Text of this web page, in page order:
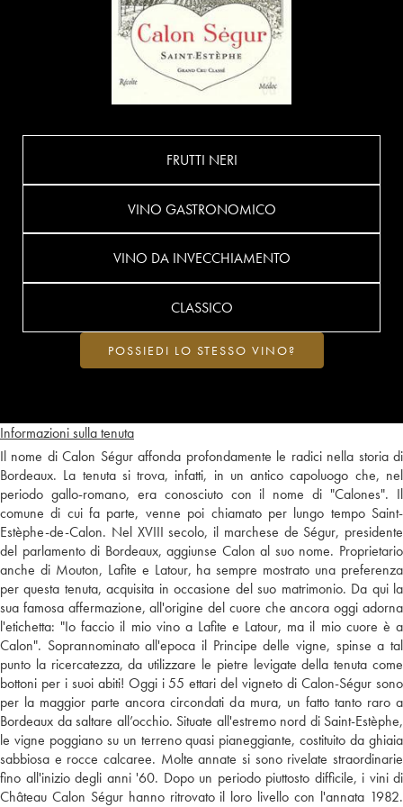
Informazioni sulla tenuta
Il nome di Calon Ségur affonda profondamente le radici nella storia di
Bordeaux. La tenuta si trova, infatti, in un antico capoluogo che, nel
periodo gallo-romano, era conosciuto con il nome di "Calones". Il
comune di cui fa parte, venne poi chiamato per lungo tempo Saint-
Estèphe-de-Calon. Nel XVIII secolo, il marchese de Ségur, presidente
del parlamento di Bordeaux, aggiunse Calon al suo nome. Proprietario
anche di Mouton, Lafite e Latour, ha sempre mostrato una preferenza
per questa tenuta, acquisita in occasione del suo matrimonio. Da qui la
sua famosa affermazione, all'origine del cuore che ancora oggi adorna
l'etichetta: "Io faccio il mio vino a Lafite e Latour, ma il mio cuore è a
Calon". Soprannominato all'epoca il Principe delle vigne, spinse a tal
punto la ricercatezza, da utilizzare le pietre levigate della tenuta come
bottoni per i suoi abiti! Oggi i 55 ettari del vigneto di Calon-Ségur sono
per la maggior parte ancora circondati da mura, un fatto tanto raro a
Bordeaux da saltare all’occhio. Situate all'estremo nord di Saint-Estèphe,
le vigne poggiano su un terreno quasi pianeggiante, costituito da ghiaia
sabbiosa e rocce calcaree. Molte annate si sono rivelate straordinarie
fino all'inizio degli anni '60. Dopo un periodo piuttosto difficile, i vini di
Château Calon Ségur hanno ritrovato il loro livello con l'annata 1982.
FRUTTI NERI
VINO GASTRONOMICO
VINO DA INVECCHIAMENTO
CLASSICO
POSSIEDI LO STESSO VINO?